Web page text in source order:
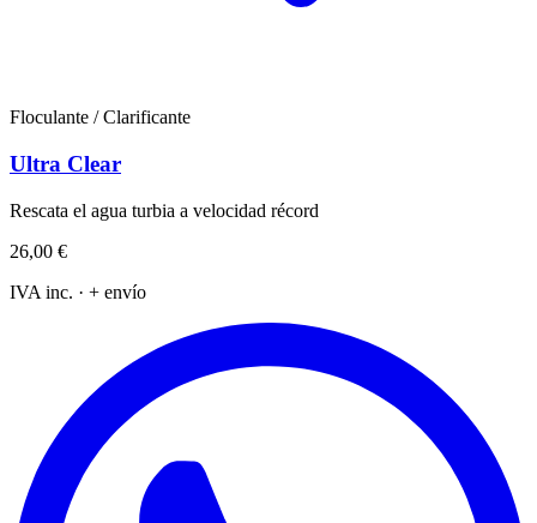
Floculante / Clarificante
Ultra Clear
Rescata el agua turbia a velocidad récord
26,00 €
IVA inc. · + envío